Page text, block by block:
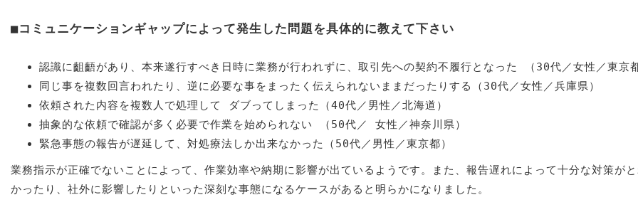
■コミュニケーションギャップによって発生した問題を具体的に教えて下さい
認識に齟齬があり、本来遂行すべき日時に業務が行われずに、取引先への契約不履行となった （30代／女性／東京
同じ事を複数回言われたり、逆に必要な事をまったく伝えられないままだったりする（30代／女性／兵庫県）
依頼された内容を複数人で処理して ダブってしまった（40代／男性／北海道）
抽象的な依頼で確認が多く必要で作業を始められない （50代／ 女性／神奈川県）
緊急事態の報告が遅延して、対処療法しか出来なかった（50代／男性／東京都）
業務指示が正確でないことによって、作業効率や納期に影響が出ているようです。また、報告遅れによって十分な対策が
かったり、社外に影響したりといった深刻な事態になるケースがあると明らかになりました。